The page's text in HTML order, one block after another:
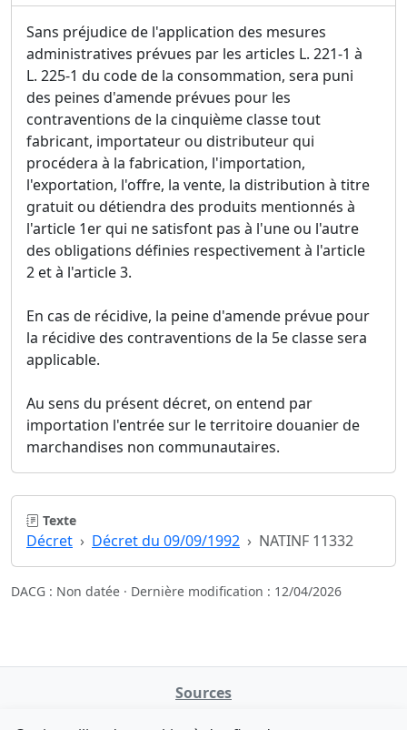
Sans préjudice de l'application des mesures
administratives prévues par les articles L. 221-1 à
L. 225-1 du code de la consommation, sera puni
des peines d'amende prévues pour les
contraventions de la cinquième classe tout
fabricant, importateur ou distributeur qui
procédera à la fabrication, l'importation,
l'exportation, l'offre, la vente, la distribution à titre
gratuit ou détiendra des produits mentionnés à
l'article 1er qui ne satisfont pas à l'une ou l'autre
des obligations définies respectivement à l'article
2 et à l'article 3.
En cas de récidive, la peine d'amende prévue pour
la récidive des contraventions de la 5e classe sera
applicable.
Au sens du présent décret, on entend par
importation l'entrée sur le territoire douanier de
marchandises non communautaires.
Texte
Décret Décret du 09/09/1992 NATINF 11332
DACG : Non datée · Dernière modification : 12/04/2026
Sources